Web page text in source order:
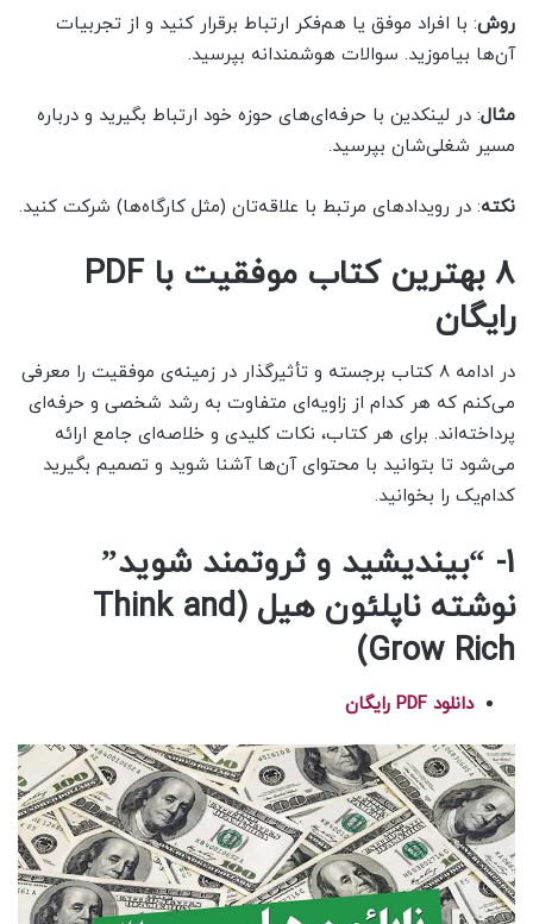
روش: با افراد موفق یا هم‌فکر ارتباط برقرار کنید و از تجربیات
آن‌ها بیاموزید. سوالات هوشمندانه بپرسید.
مثال: در لینکدین با حرفه‌ای‌های حوزه خود ارتباط بگیرید و درباره
مسیر شغلی‌شان بپرسید.
نکته: در رویدادهای مرتبط با علاقه‌تان (مثل کارگاه‌ها) شرکت کنید.
8 بهترین کتاب موفقیت با PDF
رایگان
در ادامه 8 کتاب برجسته و تأثیرگذار در زمینه‌ی موفقیت را معرفی
می‌کنم که هر کدام از زاویه‌ای متفاوت به رشد شخصی و حرفه‌ای
پرداخته‌اند. برای هر کتاب، نکات کلیدی و خلاصه‌ای جامع ارائه
می‌شود تا بتوانید با محتوای آن‌ها آشنا شوید و تصمیم بگیرید
کدام‌یک را بخوانید.
1- “بیندیشید و ثروتمند شوید”
نوشته ناپلئون هیل (Think and
Grow Rich)
دانلود PDF رایگان